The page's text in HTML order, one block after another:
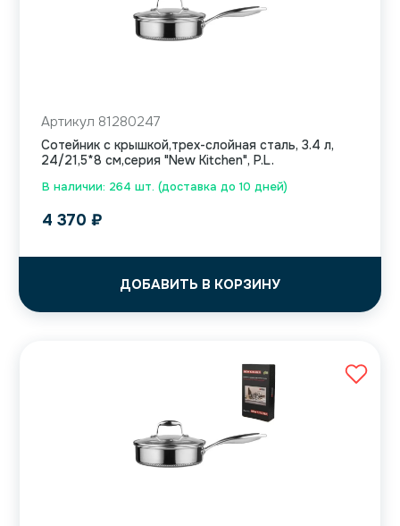
В наличии: 264 шт. (доставка до 10 дней)
Артикул 81280247
Сотейник с крышкой,трех-слойная сталь, 3.4 л,
24/21,5*8 см,серия "New Kitchen", P.L.
4 370 ₽
ДОБАВИТЬ В КОРЗИНУ